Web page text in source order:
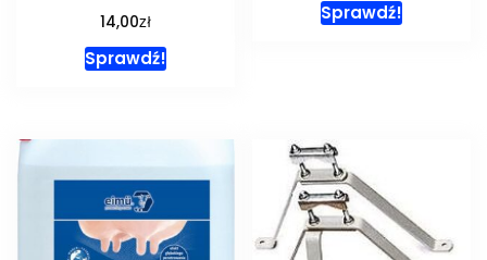
14,00zł
Sprawdź!
Sprawdź!